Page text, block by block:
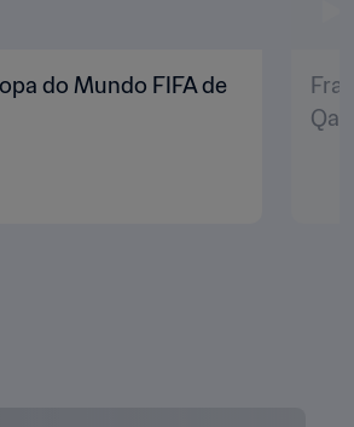
do Mundo FIFA de